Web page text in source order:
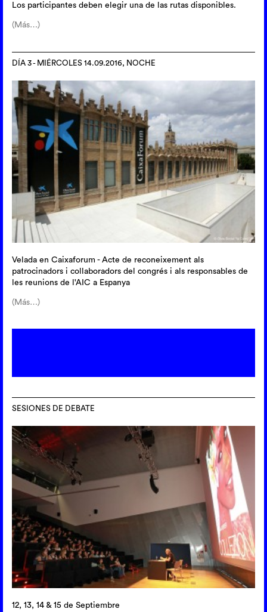
Los participantes deben elegir una de las rutas disponibles.
(Más…)
DÍA 3 - MIÉRCOLES 14.09.2016, NOCHE
Velada en Caixaforum - Acte de reconeixement als
patrocinadors i collaboradors del congrés i als responsables de
les reunions de l'AIC a Espanya
(Más…)
SESIONES DE DEBATE
12, 13, 14 & 15 de Septiembre